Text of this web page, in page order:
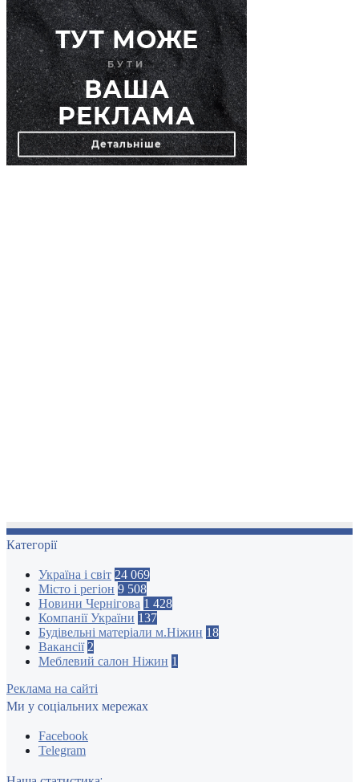
Категорії
Україна і світ 24 069
Місто і регіон 9 508
Новини Чернігова 1 428
Компанії України 137
Будівельні матеріали м.Ніжин 18
Вакансії 2
Меблевий салон Ніжин 1
Реклама на сайті
Ми у соціальних мережах
Facebook
Telegram